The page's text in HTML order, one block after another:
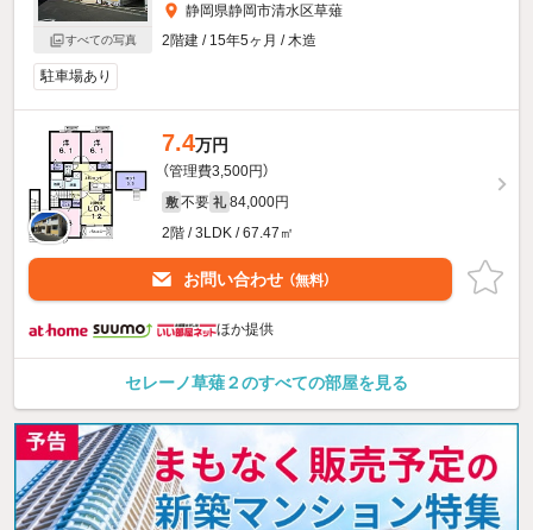
すべての写真
静岡県静岡市清水区草薙
2階建 / 15年5ヶ月 / 木造
駐車場あり
7.4万円
（管理費3,500円）
敷 不要 礼 84,000円
2階 / 3LDK / 67.47㎡
お問い合わせ （無料）
ほか提供
セレーノ草薙２のすべての部屋を見る